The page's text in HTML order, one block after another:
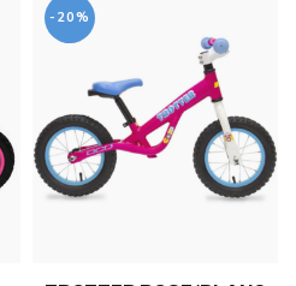
-20%